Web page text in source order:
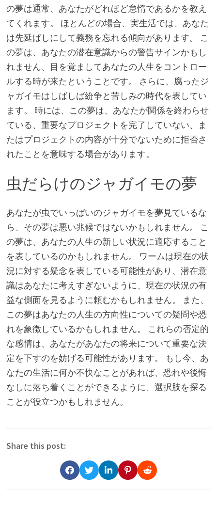
の夢は通常、あなたがどれほど怠惰であるかを教え
てくれます。 ほとんどの場合、実生活では、あなた
は先延ばしにして義務を忘れる傾向があります。 こ
の夢は、あなたの潜在意識からの警告サインかもし
れません、目を覚ましてあなたの人生をコントロー
ルする時が来たということです。 さらに、腐ったジ
ャガイモはしばしば紛争と苦しみの時代を表してい
ます。 時には、この夢は、あなたが関係を終わらせ
ている、重要なプロジェクトを完了していない、ま
たはプロジェクトの内容が十分でないために拒否さ
れたことを意味する場合があります。
虫だらけのジャガイモの夢
あなたが虫でいっぱいのジャガイモを夢見ているな
ら、その夢は悪い兆候ではないかもしれません。 こ
の夢は、あなたの人生の新しい状況に適応すること
を表しているのかもしれません。 ワームは現在の状
況に対する疑念を表している可能性があり、潜在意
識はあなたに考えすぎないように、現在の状況の有
益な側面を見るように頼むかもしれません。 また、
この夢はあなたの人生の方向性についての疑問や恐
れを象徴しているかもしれません。 これらの否定的
な感情は、あなたがあなたの将来について重要な決
定を下すのを妨げる可能性があります。 もし今、あ
なたの生活に何か不快なことがあれば、恐れや後悔
なしに落ち着くことができるように、選択肢を探る
ことが役立つかもしれません。
Share this post: